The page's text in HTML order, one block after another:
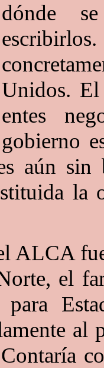
dónde
Unidos.
entes
gobierno
aún
la
el